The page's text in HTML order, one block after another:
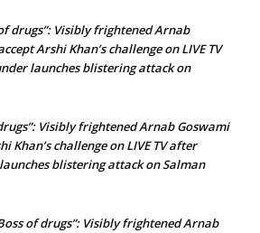
drugs”: Visibly frightened Arnab
Arshi Khan’s challenge on LIVE TV
launches blistering attack on
Visibly frightened Arnab Goswami
Khan’s challenge on LIVE TV after
blistering attack on Salman
of drugs”: Visibly frightened Arnab